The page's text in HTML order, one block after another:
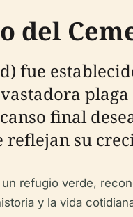
del
fue
final
reflejan su
refugio verde,
y la vida